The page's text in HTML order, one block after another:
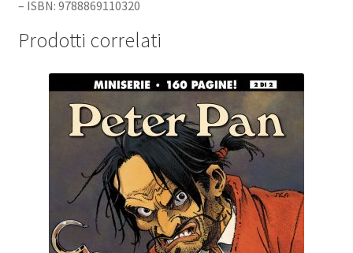
– ISBN: 9788869110320
Prodotti correlati